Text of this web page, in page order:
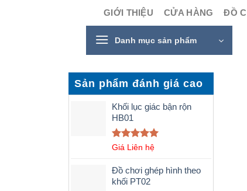
GIỚI THIỆU CỬA HÀNG ĐỒ
Danh mục sản phẩm
Sản phẩm đánh giá cao
Khối lục giác bận rộn
HB01
Được xếp
5 sao
Giá Liên hệ
Đồ chơi ghép hình theo
khối PT02